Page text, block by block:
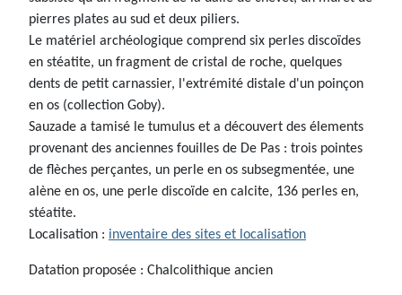
pierres plates au sud et deux piliers.
Le matériel archéologique comprend six perles discoïdes
en stéatite, un fragment de cristal de roche, quelques
dents de petit carnassier, l'extrémité distale d'un poinçon
en os (collection Goby).
Sauzade a tamisé le tumulus et a découvert des élements
provenant des anciennes fouilles de De Pas : trois pointes
de flèches perçantes, un perle en os subsegmentée, une
alène en os, une perle discoïde en calcite, 136 perles en,
stéatite.
Localisation : inventaire des sites et localisation
Datation proposée : Chalcolithique ancien